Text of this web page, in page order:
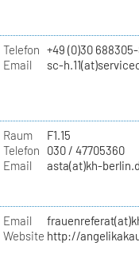
Telefon +49 (0)30
Email
sc-
Raum
F1.15
Telefon
030 / 47705360
Email
asta(at)kh-
Email
Website http://